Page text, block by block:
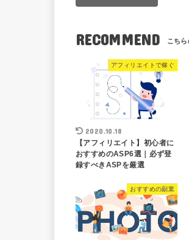
RECOMMEND
アフィリエイトで稼ぐ
2020.10.18
【アフィリエイト】初心者に
おすすめのASP6選｜必ず登
録すべきASPを厳選
おすすめの副業